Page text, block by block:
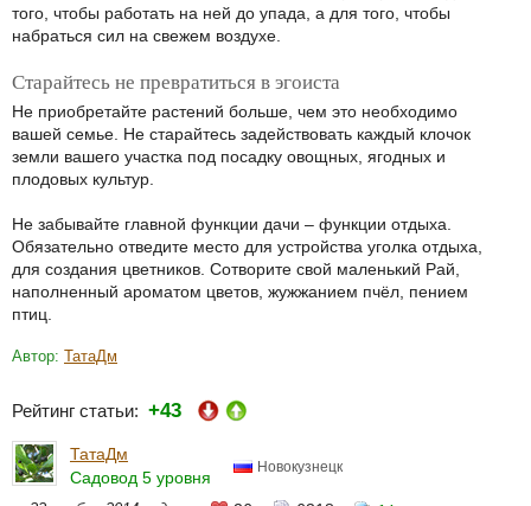
того, чтобы работать на ней до упада, а для того, чтобы
набраться сил на свежем воздухе.
Старайтесь не превратиться в эгоиста
Не приобретайте растений больше, чем это необходимо
вашей семье. Не старайтесь задействовать каждый клочок
земли вашего участка под посадку овощных, ягодных и
плодовых культур.
Не забывайте главной функции дачи – функции отдыха.
Обязательно отведите место для устройства уголка отдыха,
для создания цветников. Сотворите свой маленький Рай,
наполненный ароматом цветов, жужжанием пчёл, пением
птиц.
Автор: ТатаДм
Рейтинг статьи: +43
ТатаДм
Садовод 5 уровня
Новокузнецк